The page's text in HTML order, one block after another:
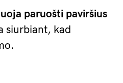
paruošti paviršius
siurbiant, kad